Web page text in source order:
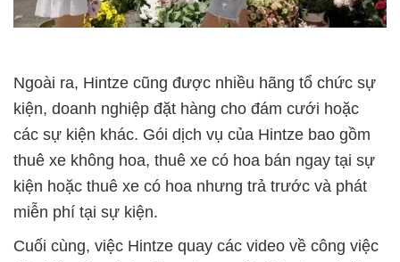
Ngoài ra, Hintze cũng được nhiều hãng tổ chức sự
kiện, doanh nghiệp đặt hàng cho đám cưới hoặc
các sự kiện khác. Gói dịch vụ của Hintze bao gồm
thuê xe không hoa, thuê xe có hoa bán ngay tại sự
kiện hoặc thuê xe có hoa nhưng trả trước và phát
miễn phí tại sự kiện.
Cuối cùng, việc Hintze quay các video về công việc